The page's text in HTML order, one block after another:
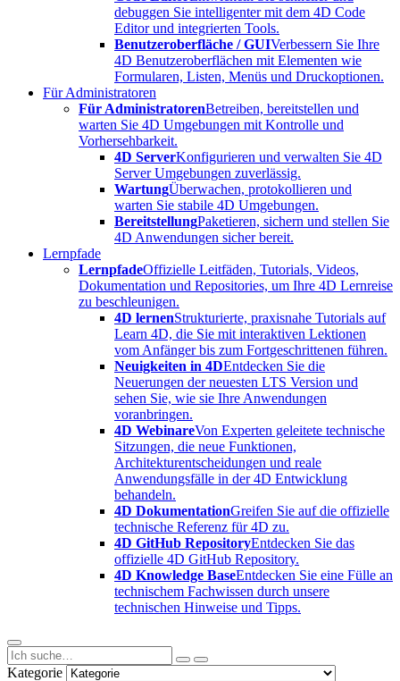
debuggen Sie intelligenter mit dem 4D Code
Editor und integrierten Tools.
Benutzeroberfläche / GUIVerbessern Sie Ihre
4D Benutzeroberflächen mit Elementen wie
Formularen, Listen, Menüs und Druckoptionen.
Für Administratoren
Für AdministratorenBetreiben, bereitstellen und
warten Sie 4D Umgebungen mit Kontrolle und
Vorhersehbarkeit.
4D ServerKonfigurieren und verwalten Sie 4D
Server Umgebungen zuverlässig.
WartungÜberwachen, protokollieren und
warten Sie stabile 4D Umgebungen.
BereitstellungPaketieren, sichern und stellen Sie
4D Anwendungen sicher bereit.
Lernpfade
LernpfadeOffizielle Leitfäden, Tutorials, Videos,
Dokumentation und Repositories, um Ihre 4D Lernreise
zu beschleunigen.
4D lernenStrukturierte, praxisnahe Tutorials auf
Learn 4D, die Sie mit interaktiven Lektionen
vom Anfänger bis zum Fortgeschrittenen führen.
Neuigkeiten in 4DEntdecken Sie die
Neuerungen der neuesten LTS Version und
sehen Sie, wie sie Ihre Anwendungen
voranbringen.
4D WebinareVon Experten geleitete technische
Sitzungen, die neue Funktionen,
Architekturentscheidungen und reale
Anwendungsfälle in der 4D Entwicklung
behandeln.
4D DokumentationGreifen Sie auf die offizielle
technische Referenz für 4D zu.
4D GitHub RepositoryEntdecken Sie das
offizielle 4D GitHub Repository.
4D Knowledge BaseEntdecken Sie eine Fülle an
technischem Fachwissen durch unsere
technischen Hinweise und Tipps.
Kategorie